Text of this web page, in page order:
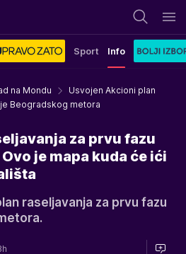
Sport Info
na Mondu
Usvojen Akcioni plan
Beogradskog metora
za prvu fazu
je mapa kuda će ići
raseljavanja za prvu fazu